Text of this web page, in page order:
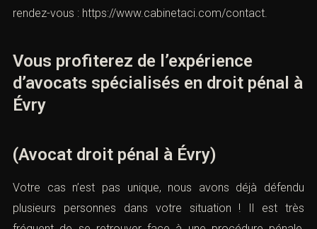
rendez-vous : https://www.cabinetaci.com/contact.
Vous profiterez de l’expérience
d’avocats spécialisés en droit pénal à
Évry
(Avocat droit pénal à Évry)
Votre cas n’est pas unique, nous avons déjà défendu
plusieurs personnes dans votre situation ! Il est très